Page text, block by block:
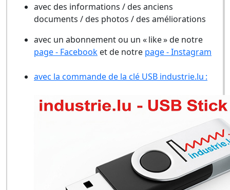
avec des informations / des anciens
documents / des photos / des améliorations
avec un abonnement ou un « like » de notre
page - Facebook et de notre page - Instagram
avec la commande de la clé USB industrie.lu :